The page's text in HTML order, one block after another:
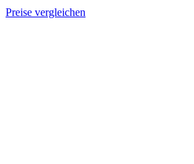
Preise vergleichen